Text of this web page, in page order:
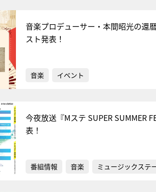
音楽プロデューサー・本間昭光の還
スト発表！
音楽 イベント
今夜放送『Mステ SUPER SUMMER
表！
番組情報 音楽 ミュージックステ